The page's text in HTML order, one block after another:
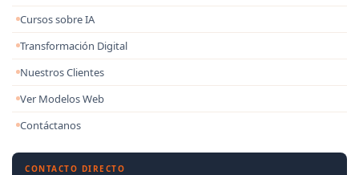
Cursos sobre IA
Transformación Digital
Nuestros Clientes
Ver Modelos Web
Contáctanos
CONTACTO DIRECTO